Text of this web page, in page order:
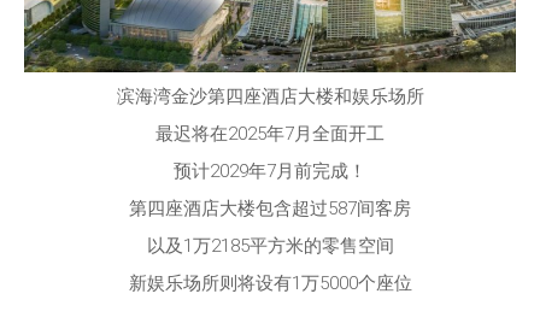
滨海湾金沙第四座酒店大楼和娱乐场所
最迟将在2025年7月全面开工
预计2029年7月前完成！
第四座酒店大楼包含超过587间客房
以及1万2185平方米的零售空间
新娱乐场所则将设有1万5000个座位